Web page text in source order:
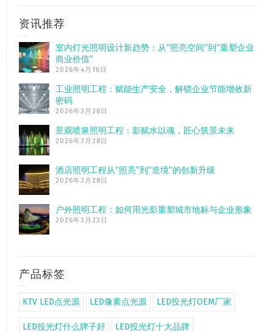
资讯推荐
室内灯光照明设计新趋势：从“照亮空间”到“重塑企业
商业价值”
2026年4月16日
工业照明工程：赋能生产安全，解锁企业节能增效新
密码
2026年3月28日
景观喷泉照明工程：影赋水以魂，匠心筑景未来
2026年3月28日
酒店照明工程从“照亮”到“造境”的创新升级
2026年3月28日
户外照明工程：如何用光影重塑城市地标与企业形象
2026年3月23日
产品标签
KTV LED点光源 LED像素点光源 LED投光灯OEM厂家
LED投光灯什么牌子好 LED投光灯十大品牌